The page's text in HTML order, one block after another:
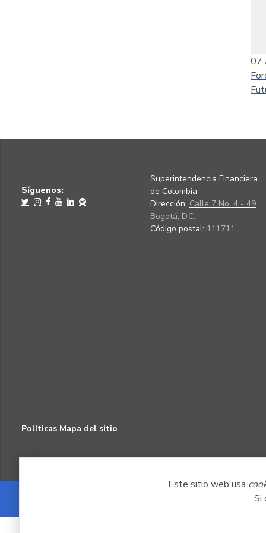
Este sitio web usa
Si
07
Síguenos:
Superintendencia Financiera
de Colombia
Dirección: Calle 7 No. 4 - 49
Bogotá, D.C.
Código postal: 111711
Políticas Mapa del sitio